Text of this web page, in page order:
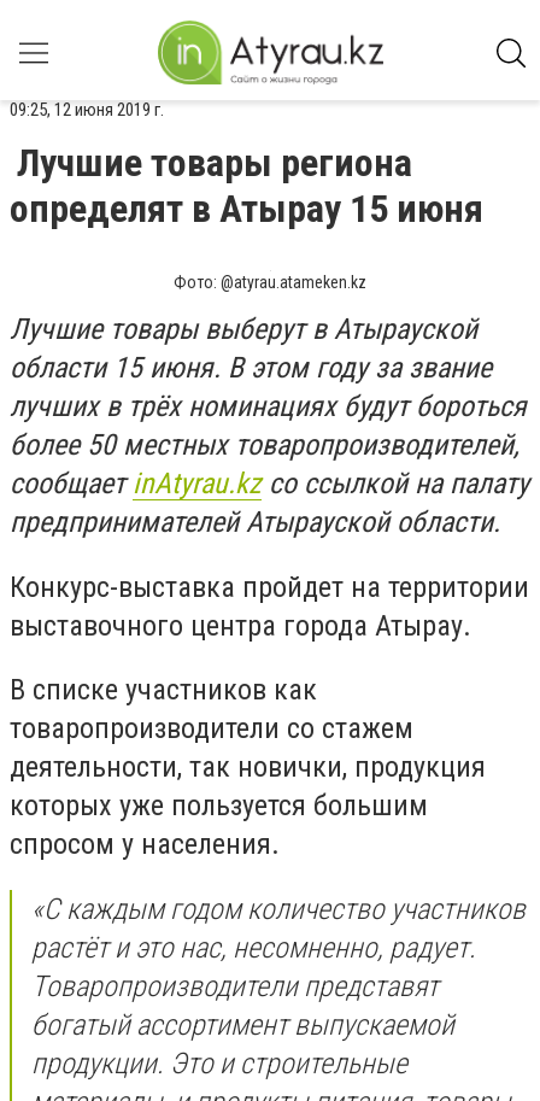
09:25, 12 июня 2019 г.
Лучшие товары региона
определят в Атырау 15 июня
Фото: @atyrau.atameken.kz
Лучшие товары выберут в Атырауской
области 15 июня. В этом году за звание
лучших в трёх номинациях будут бороться
более 50 местных товаропроизводителей,
сообщаетinAtyrau.kzсо ссылкой на палату
предпринимателей Атырауской области.
Конкурс-выставка пройдет на территории
выставочного центра города Атырау.
В списке участников как
товаропроизводители со стажем
деятельности, так новички, продукция
которых уже пользуется большим
спросом у населения.
«С каждым годом количество участников
растёт и это нас, несомненно, радует.
Товаропроизводители представят
богатый ассортимент выпускаемой
продукции. Это и строительные